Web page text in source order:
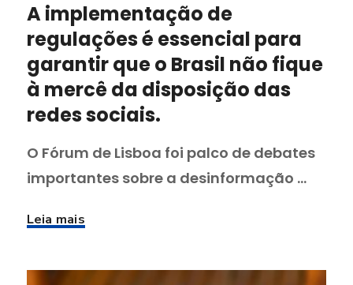
A implementação de
regulações é essencial para
garantir que o Brasil não fique
à mercê da disposição das
redes sociais.
O Fórum de Lisboa foi palco de debates
importantes sobre a desinformação ...
Leia mais